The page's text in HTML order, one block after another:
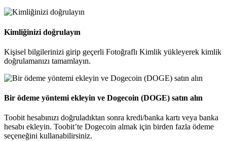
Kimliğinizi doğrulayın
Kişisel bilgilerinizi girip geçerli Fotoğraflı Kimlik yükleyerek kimlik
doğrulamanızı tamamlayın.
Bir ödeme yöntemi ekleyin ve Dogecoin (DOGE) satın alın
Toobit hesabınızı doğruladıktan sonra kredi/banka kartı veya banka
hesabı ekleyin. Toobit’te Dogecoin almak için birden fazla ödeme
seçeneğini kullanabilirsiniz.